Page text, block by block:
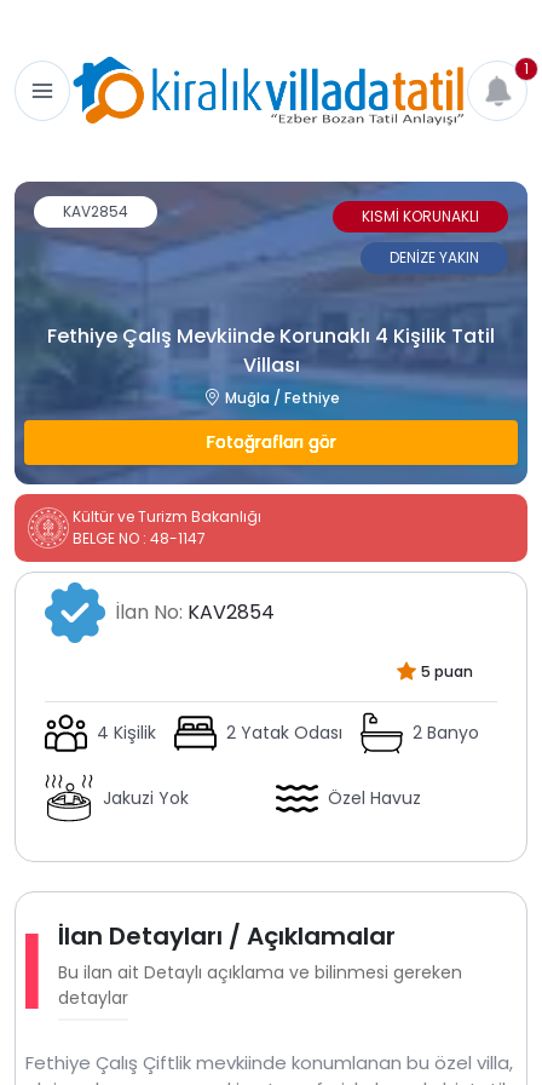
1
Fethiye Çalış Mevkiinde Korunaklı 4 Kişilik Tatil
Villası
Muğla / Fethiye
Fotoğrafları gör
KAV2854
KISMİ KORUNAKLI
DENİZE YAKIN
Kültür ve Turizm Bakanlığı
BELGE NO : 48-1147
İlan No: KAV2854
5 puan
4 Kişilik 2 Yatak Odası 2 Banyo
Jakuzi Yok Özel Havuz
İlan Detayları / Açıklamalar
Bu ilan ait Detaylı açıklama ve bilinmesi gereken
detaylar
Fethiye Çalış Çiftlik mevkiinde konumlanan bu özel villa,